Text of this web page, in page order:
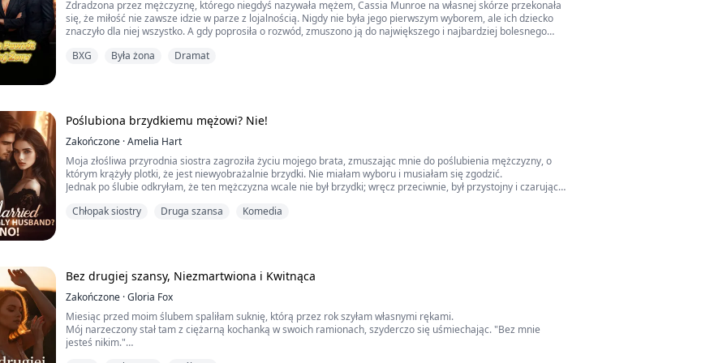
Zdradzona przez mężczyznę, którego niegdyś nazywała mężem, Cassia Munroe na własnej skórze przekonała
się, że miłość nie zawsze idzie w parze z lojalnością. Nigdy nie była jego pierwszym wyborem, ale ich dziecko
znaczyło dla niej wszystko. A gdy poprosiła o rozwód, zmuszono ją do największego i najbardziej bolesnego
cyberbezpieczeństwa. Miliarderka-inwestorka, która jednym ruchem na rynku mogłaby zgnieść całe imperia.
Ale mężczyzna, który ją złamał, nie ma pojęcia, że imperium, które stworzyła, narodziło się z popiołów, w
których ją zostawił.
Teraz Frederick chce tego, co kiedyś wyrzucił. Tyle że serce Cassii nie należy już do niego — nie może już rościć
A zdjęcie w załączniku?
Cassia Munroe.
Kobieta, o której wszyscy sądzili, że jest złamana, właśnie stała się jedyną rzeczą, której pragnie każdy
miliarder na świecie.
BXG Była żona Dramat
Poślubiona brzydkiemu mężowi? Nie!
Zakończone ·Amelia Hart
Moja złośliwa przyrodnia siostra zagroziła życiu mojego brata, zmuszając mnie do poślubienia mężczyzny, o
którym krążyły plotki, że jest niewyobrażalnie brzydki. Nie miałam wyboru i musiałam się zgodzić.
Jednak po ślubie odkryłam, że ten mężczyzna wcale nie był brzydki; wręcz przeciwnie, był przystojny i czarujący,
Chłopak siostry
Druga szansa Komedia
Bez drugiej szansy, Niezmartwiona i Kwitnąca
Zakończone ·Gloria Fox
Miesiąc przed moim ślubem spaliłam suknię, którą przez rok szyłam własnymi rękami.
Mój narzeczony stał tam z ciężarną kochanką w swoich ramionach, szyderczo się uśmiechając. "Bez mnie
jesteś nikim."